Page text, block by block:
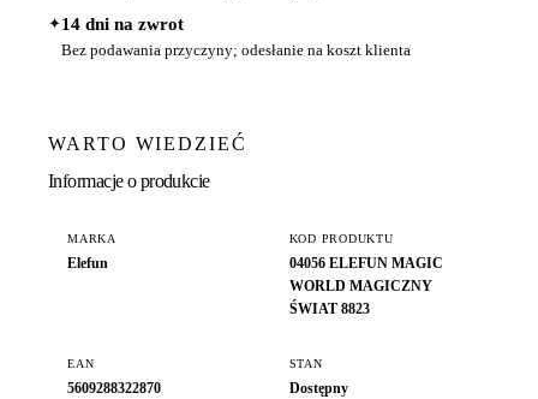
✦14 dni na zwrot
Bez podawania przyczyny; odesłanie na koszt klienta
WARTO WIEDZIEĆ
Informacje o produkcie
MARKA
Elefun
KOD PRODUKTU
04056 ELEFUN MAGIC
WORLD MAGICZNY
ŚWIAT 8823
EAN
5609288322870
STAN
Dostępny